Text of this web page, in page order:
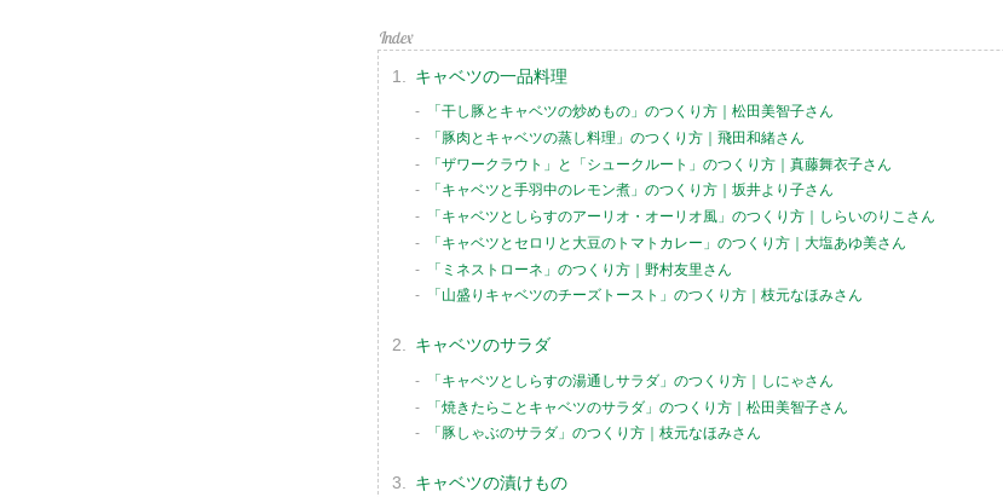
キャベツの一品料理
「干し豚とキャベツの炒めもの」のつくり方｜松田美智子さん
「豚肉とキャベツの蒸し料理」のつくり方｜飛田和緒さん
「ザワークラウト」と「シュークルート」のつくり方｜真藤舞衣子さん
「キャベツと手羽中のレモン煮」のつくり方｜坂井より子さん
「キャベツとしらすのアーリオ・オーリオ風」のつくり方｜しらいのりこさん
「キャベツとセロリと大豆のトマトカレー」のつくり方｜大塩あゆ美さん
「ミネストローネ」のつくり方｜野村友里さん
「山盛りキャベツのチーズトースト」のつくり方｜枝元なほみさん
キャベツのサラダ
「キャベツとしらすの湯通しサラダ」のつくり方｜しにゃさん
「焼きたらことキャベツのサラダ」のつくり方｜松田美智子さん
「豚しゃぶのサラダ」のつくり方｜枝元なほみさん
キャベツの漬けもの